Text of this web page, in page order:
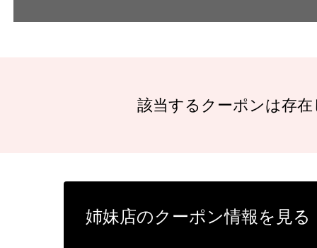
該当するクーポンは存
姉妹店のクーポン情報を見る